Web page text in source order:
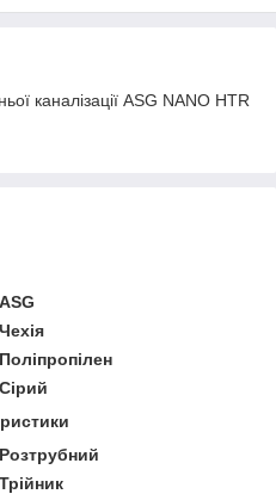
каналізації ASG NANO HTR
ASG
Чехія
Поліпропілен
Сірий
Розтрубний
Трійник